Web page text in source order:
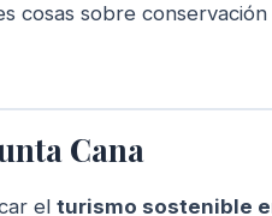
cosas sobre
Cana
el turismo sostenible